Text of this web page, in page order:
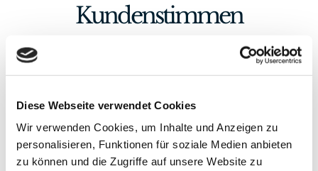
Diese Webseite verwendet Cookies
Wir verwenden Cookies, um Inhalte und Anzeigen zu
personalisieren, Funktionen für soziale Medien anbieten
zu können und die Zugriffe auf unsere Website zu
Kundenstimmen